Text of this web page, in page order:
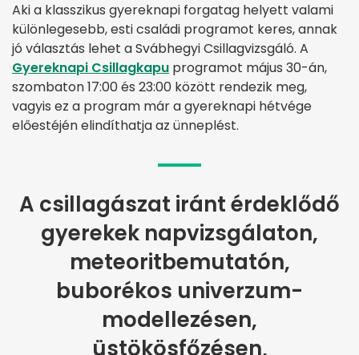
Aki a klasszikus gyereknapi forgatag helyett valami
különlegesebb, esti családi programot keres, annak
jó választás lehet a Svábhegyi Csillagvizsgáló. A
Gyereknapi Csillagkapu programot május 30-án,
szombaton 17:00 és 23:00 között rendezik meg,
vagyis ez a program már a gyereknapi hétvége
előestéjén elindíthatja az ünneplést.
A csillagászat iránt érdeklődő
gyerekek napvizsgálaton,
meteoritbemutatón,
buborékos univerzum-
modellezésen,
üstökösfőzésen,